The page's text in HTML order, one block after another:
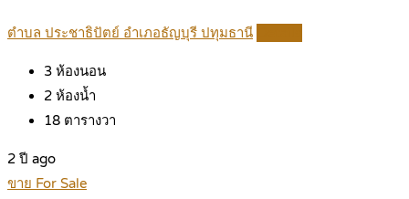
ตำบล ประชาธิปัตย์ อำเภอธัญบุรี ปทุมธานี
3 ห้องนอน
2 ห้องน้ำ
18 ตารางวา
2 ปี ago
ขาย For Sale